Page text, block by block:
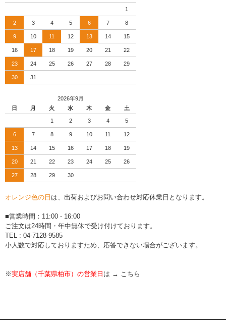
1
2 3 4 5 6 7 8
9 10 11 12 13 14 15
16 17 18 19 20 21 22
23 24 25 26 27 28 29
30 31
2026年9月
日
月 火 水 木 金 土
1 2 3 4 5
6 7 8 9 10 11 12
13 14 15 16 17 18 19
20 21 22 23 24 25 26
27 28 29 30
オレンジ色の日 は、出荷およびお問い合わせ対応休業日となります。
■営業時間：11:00 - 16:00
ご注文は24時間・年中無休で受け付けております。
TEL : 04-7128-9585
小人数で対応しておりますため、応答できない場合がございます。
※実店舗（千葉県柏市）の営業日 は → こちら